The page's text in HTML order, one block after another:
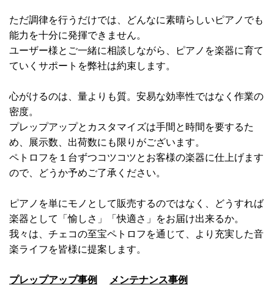
ただ調律を行うだけでは、どんなに素晴らしいピアノでも
能力を十分に発揮できません。
ユーザー様とご一緒に相談しながら、ピアノを楽器に育て
ていくサポートを弊社は約束します。
心がけるのは、量よりも質。安易な効率性ではなく作業の
密度。
プレップアップとカスタマイズは手間と時間を要するた
め、展示数、出荷数にも限りがございます。
ペトロフを１台ずつコツコツとお客様の楽器に仕上げます
ので、どうか予めご了承ください。
ピアノを単にモノとして販売するのではなく、どうすれば
楽器として「愉しさ」「快適さ」をお届け出来るか。
我々は、チェコの至宝ペトロフを通じて、より充実した音
楽ライフを皆様に提案します。
プレップアップ事例 メンテナンス事例